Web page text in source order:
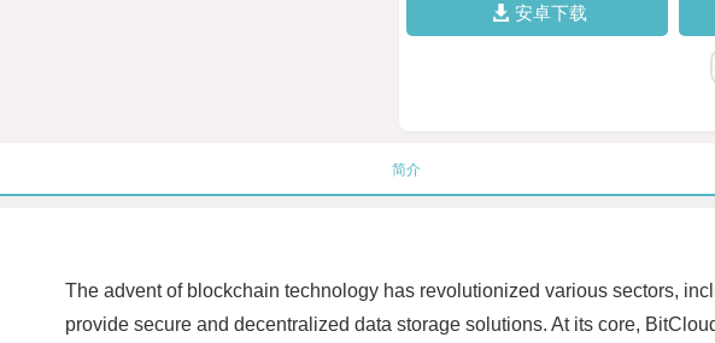
安卓下载
简介
The advent of blockchain technology has revolutionized various sectors,
provide secure and decentralized data storage solutions. At its core,